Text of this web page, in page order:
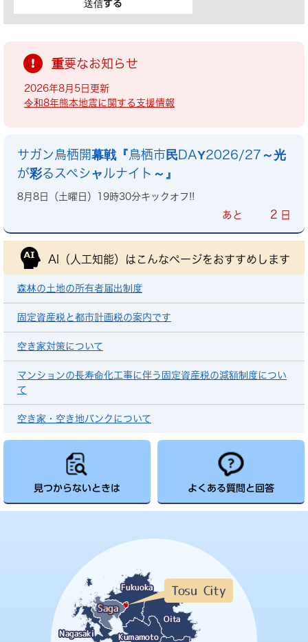
重要なお知らせ
2026年8月5日更新
令和8年熊本地震に関する支援情報
サガン鳥栖開幕戦『鳥栖市民DAY2026/27～光
が彩るスペシャルナイト～』
8月8日（土曜日）19時30分キックオフ!!
あと 2 日
AI（人工知能）は こんなページをおすすめします
森林の土地の所有者届出制度
固定資産税と都市計画税の案内です
空き家対策について
マンションの長寿命化工事に伴う固定資産税の減額制度につい
て
空き家・空き地バンクについて
見つからないときは よくある質問と回答